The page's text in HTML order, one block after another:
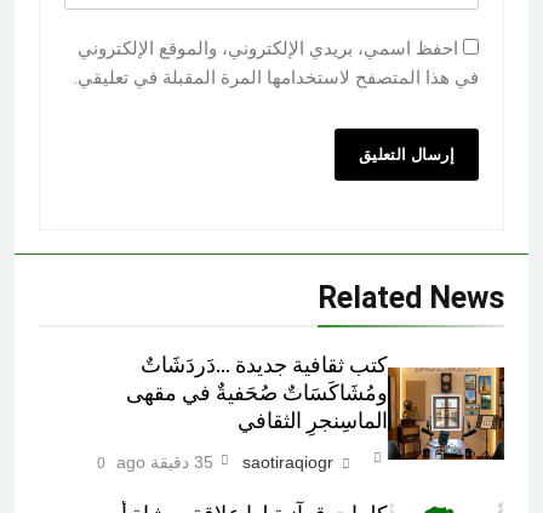
احفظ اسمي، بريدي الإلكتروني، والموقع الإلكتروني
في هذا المتصفح لاستخدامها المرة المقبلة في تعليقي.
Related News
كتب ثقافية جديدة …دَردَشَاتٌ
ومُشَاكَسَاتٌ صُحَفيةٌ في مقهى
الماسِنجرِ الثقافي
saotiraqiogr 35 دقيقة ago 0